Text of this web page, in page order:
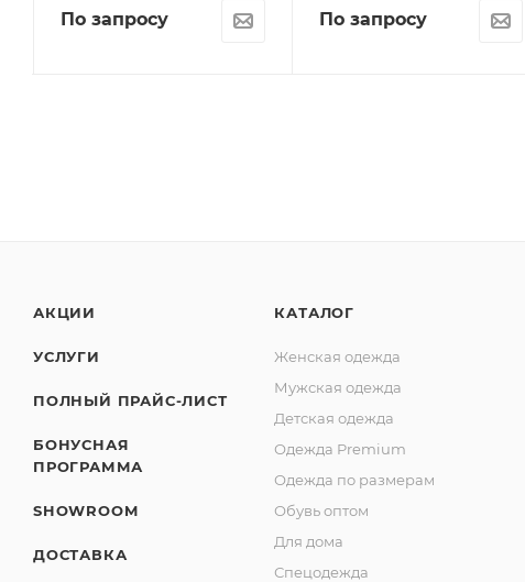
По запросу По запросу
АКЦИИ
УСЛУГИ
ПОЛНЫЙ ПРАЙС-ЛИСТ
БОНУСНАЯ
ПРОГРАММА
SHOWROOM
ДОСТАВКА
КАТАЛОГ
Женская одежда
Мужская одежда
Детская одежда
Одежда Premium
Одежда по размерам
Обувь оптом
Для дома
Спецодежда